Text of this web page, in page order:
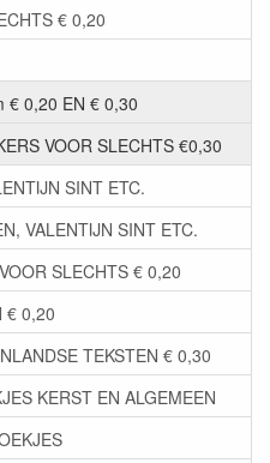
€ 0,20
€ 0,20 EN € 0,30
VOOR SLECHTS €0,30
SINT ETC.
VALENTIJN SINT ETC.
SLECHTS € 0,20
€ 0,20
TEKSTEN € 0,30
KERST EN ALGEMEEN